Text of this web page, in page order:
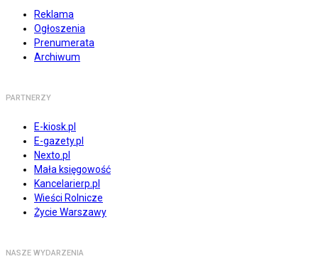
Reklama
Ogłoszenia
Prenumerata
Archiwum
PARTNERZY
E-kiosk.pl
E-gazety.pl
Nexto.pl
Mała księgowość
Kancelarierp.pl
Wieści Rolnicze
Życie Warszawy
NASZE WYDARZENIA